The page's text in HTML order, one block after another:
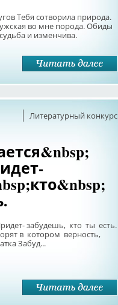
Тебя сотворила природа.
во мне порода. Обиды
и изменчива.
Литературный конкурс
забудешь, кто ты есть.
в котором верность,
Забуд...